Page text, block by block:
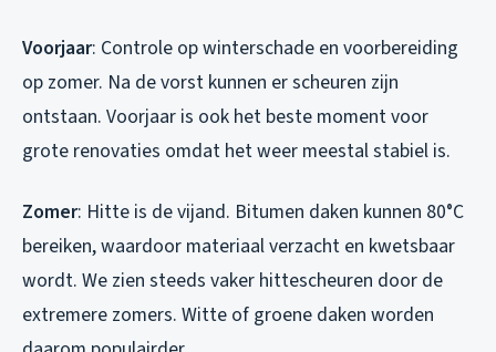
Voorjaar: Controle op winterschade en voorbereiding
op zomer. Na de vorst kunnen er scheuren zijn
ontstaan. Voorjaar is ook het beste moment voor
grote renovaties omdat het weer meestal stabiel is.
Zomer: Hitte is de vijand. Bitumen daken kunnen 80°C
bereiken, waardoor materiaal verzacht en kwetsbaar
wordt. We zien steeds vaker hittescheuren door de
extremere zomers. Witte of groene daken worden